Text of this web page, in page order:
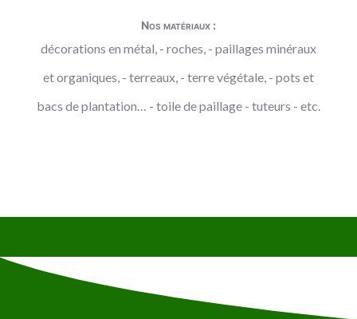
Nos matériaux :
décorations en métal, - roches, - paillages minéraux
et organiques, - terreaux, - terre végétale, - pots et
bacs de plantation… - toile de paillage - tuteurs - etc.